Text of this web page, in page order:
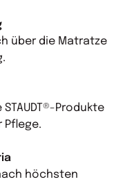
über die Matratze
Produkte
Pflege.
höchsten